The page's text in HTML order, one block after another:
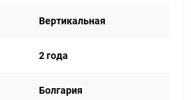
Вертикальная
2 года
Болгария